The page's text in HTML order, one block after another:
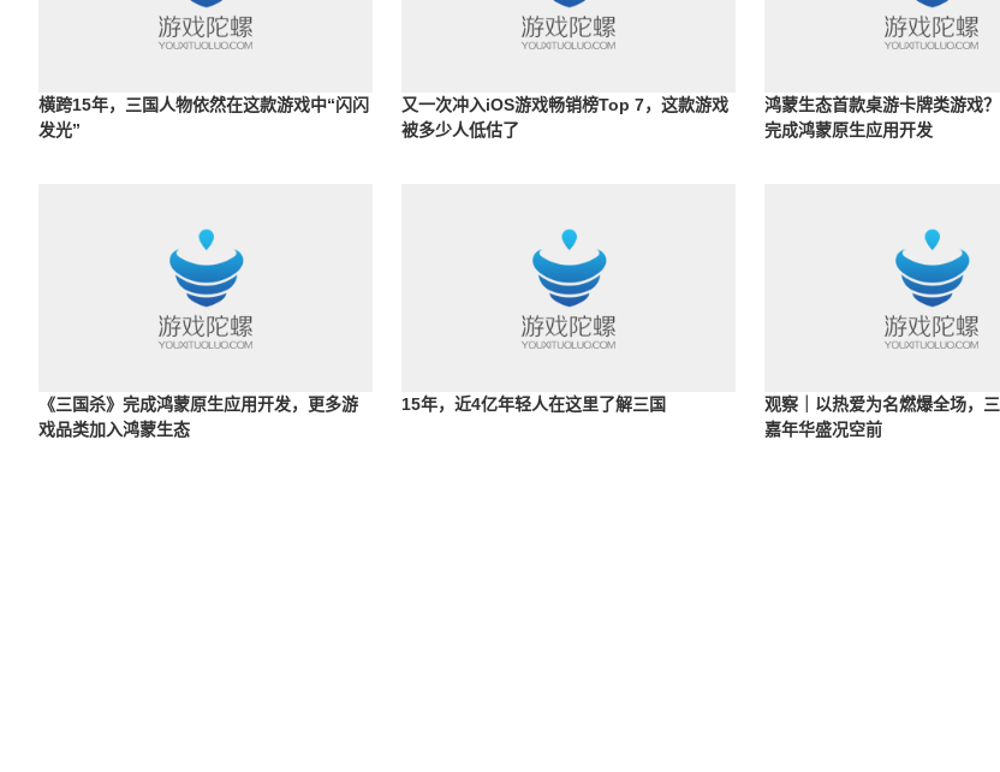
横跨15年，三国人物依然在这款游戏中“闪闪
发光”
又一次冲入iOS游戏畅销榜Top 7，这款游戏
被多少人低估了
鸿蒙生态首款桌游卡牌类游戏？
完成鸿蒙原生应用开发
《三国杀》完成鸿蒙原生应用开发，更多游
戏品类加入鸿蒙生态
15年，近4亿年轻人在这里了解三国
观察｜以热爱为名燃爆全场，
嘉年华盛况空前